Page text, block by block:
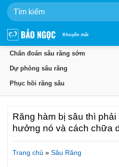
qua
dung
Khuyến mãi
Chẩn đoán sâu răng sớm
Dự phòng sâu răng
Phục hồi răng sâu
Răng hàm bị sâu thì
hưởng nó và cách chữa
Trang chủ » Sâu Răng